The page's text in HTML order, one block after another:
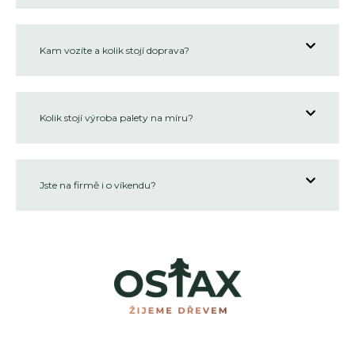
Kam vozíte a kolik stojí doprava?
Kolik stojí výroba palety na míru?
Jste na firmě i o víkendu?